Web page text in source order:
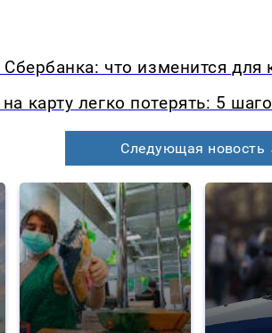
что изменится для
карту легко потерять: 5
Следующая новость